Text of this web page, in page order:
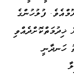
ފުލުހުންގެ
ޚިދުމަތްކޮށްދެއްވި
ހަނދާނީ